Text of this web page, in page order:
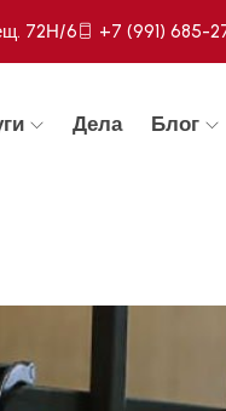
72Н/6 +7 (991) 685-
Дела Блог